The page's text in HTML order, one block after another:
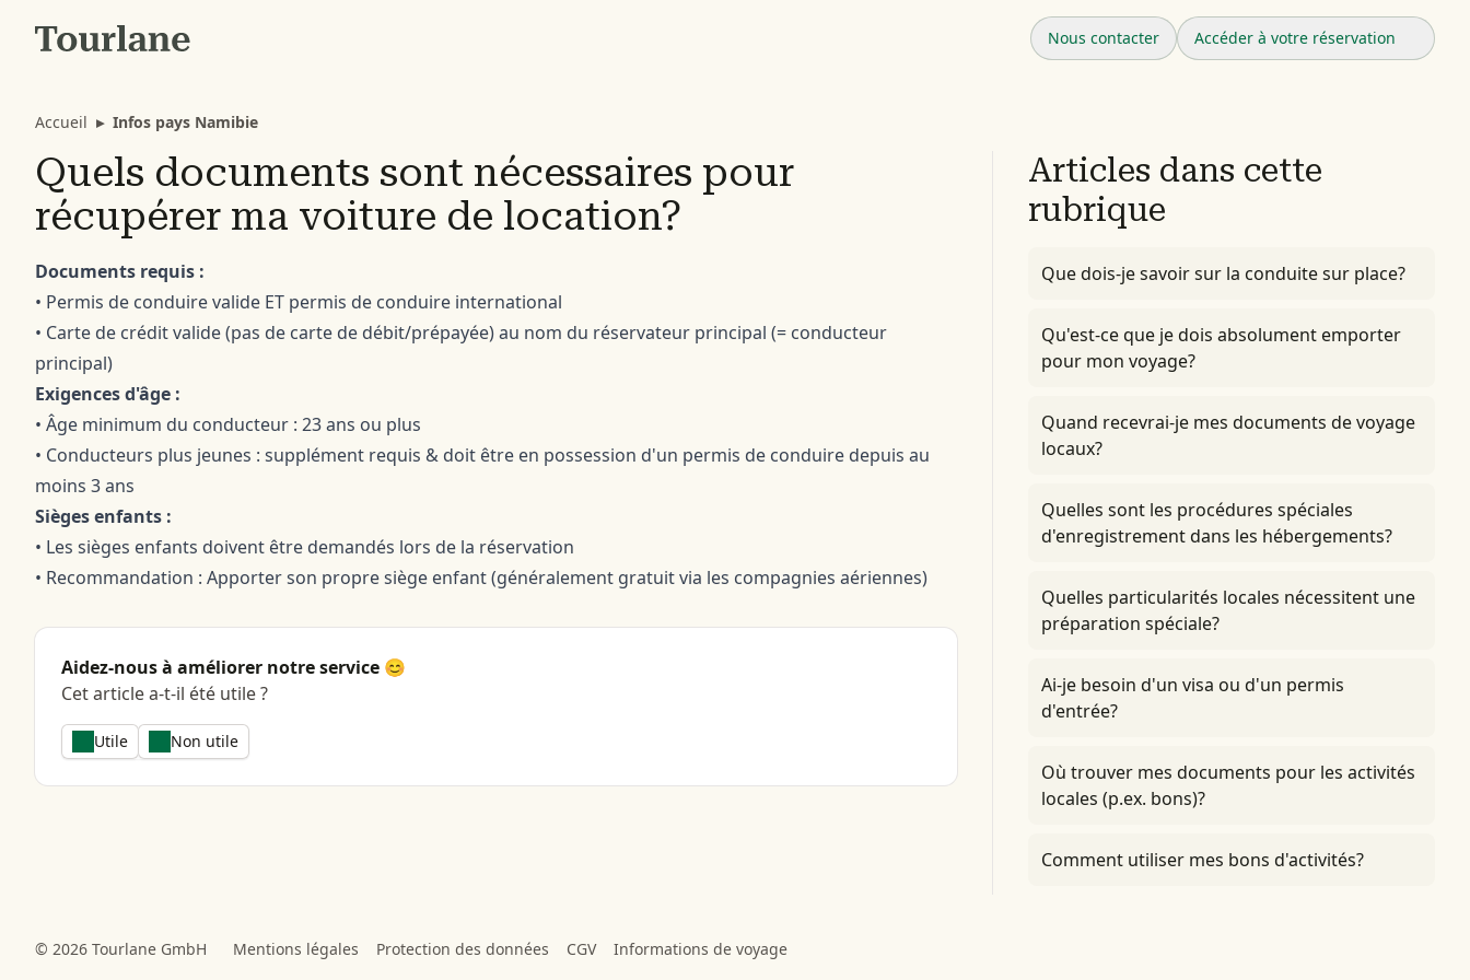
Nous contacter Accéder à votre réservation
Accueil ▸ Infos pays Namibie
Quels documents sont nécessaires pour
récupérer ma voiture de location?
Documents requis :
• Permis de conduire valide ET permis de conduire international
• Carte de crédit valide (pas de carte de débit/prépayée) au nom du réservateur principal (= conducteur
principal)
Exigences d'âge :
• Âge minimum du conducteur : 23 ans ou plus
• Conducteurs plus jeunes : supplément requis & doit être en possession d'un permis de conduire depuis au
moins 3 ans
Sièges enfants :
• Les sièges enfants doivent être demandés lors de la réservation
• Recommandation : Apporter son propre siège enfant (généralement gratuit via les compagnies aériennes)
Aidez-nous à améliorer notre service 😊
Cet article a-t-il été utile ?
Utile Non utile
Articles dans cette
rubrique
Que dois-je savoir sur la conduite sur place?
Qu'est-ce que je dois absolument emporter
pour mon voyage?
Quand recevrai-je mes documents de voyage
locaux?
Quelles sont les procédures spéciales
d'enregistrement dans les hébergements?
Quelles particularités locales nécessitent une
préparation spéciale?
Ai-je besoin d'un visa ou d'un permis
d'entrée?
Où trouver mes documents pour les activités
locales (p.ex. bons)?
Comment utiliser mes bons d'activités?
© 2026 Tourlane GmbH Mentions légales Protection des données CGV Informations de voyage